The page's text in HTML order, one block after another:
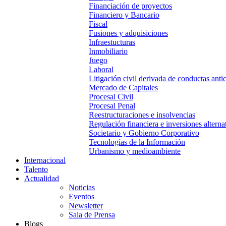
Financiación de proyectos
Financiero y Bancario
Fiscal
Fusiones y adquisiciones
Infraestucturas
Inmobiliario
Juego
Laboral
Litigación civil derivada de conductas
Mercado de Capitales
Procesal Civil
Procesal Penal
Reestructuraciones e insolvencias
Regulación financiera e inversiones
Societario y Gobierno Corporativo
Tecnologías de la Información
Urbanismo y medioambiente
Internacional
Talento
Actualidad
Noticias
Eventos
Newsletter
Sala de Prensa
Blogs